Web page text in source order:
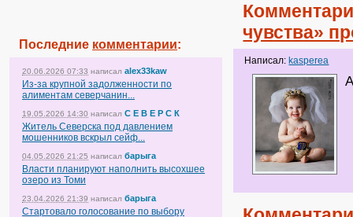
Последние комментарии:
20.06.2026 07:33 написал alex33kaw
Из-за крупной задолженности по
алиментам северчанин...
19.05.2026 14:30 написал С Е В Е Р С К
Житель Северска под давлением
мошенников вскрыл сейф...
04.05.2026 21:25 написал барыга
Власти планируют наполнить высохшее
озеро из Томи
23.04.2026 21:39 написал барыга
Стартовало голосование по выбору
чувства»
Написал: kasperea